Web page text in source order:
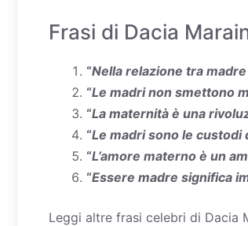
Frasi di Dacia
“Nella relazione tra
“Le madri non smettono
“La maternità è una
“Le madri sono le custodi
“L’amore materno è un
“Essere madre significa
Leggi altre frasi celebri di Dacia